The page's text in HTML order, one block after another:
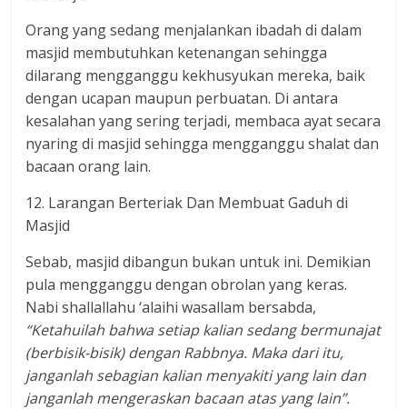
Orang yang sedang menjalankan ibadah di dalam
masjid membutuhkan ketenangan sehingga
dilarang mengganggu kekhusyukan mereka, baik
dengan ucapan maupun perbuatan. Di antara
kesalahan yang sering terjadi, membaca ayat secara
nyaring di masjid sehingga mengganggu shalat dan
bacaan orang lain.
12. Larangan Berteriak Dan Membuat Gaduh di
Masjid
Sebab, masjid dibangun bukan untuk ini. Demikian
pula mengganggu dengan obrolan yang keras.
Nabi shallallahu ‘alaihi wasallam bersabda,
“Ketahuilah bahwa setiap kalian sedang bermunajat
(berbisik-bisik) dengan Rabbnya. Maka dari itu,
janganlah sebagian kalian menyakiti yang lain dan
janganlah mengeraskan bacaan atas yang lain”.